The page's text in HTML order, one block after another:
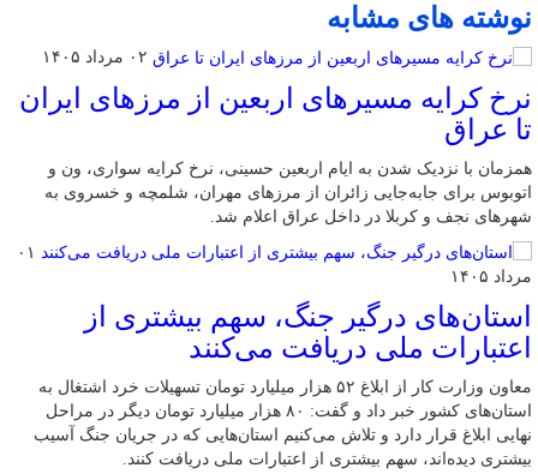
نوشته های مشابه
۰۲ مرداد ۱۴۰۵
نرخ کرایه مسیرهای اربعین از مرزهای ایران
تا عراق
همزمان با نزدیک شدن به ایام اربعین حسینی، نرخ کرایه سواری، ون و
اتوبوس برای جابه‌جایی زائران از مرزهای مهران، شلمچه و خسروی به
شهرهای نجف و کربلا در داخل عراق اعلام شد.
۰۱
مرداد ۱۴۰۵
استان‌های درگیر جنگ، سهم بیشتری از
اعتبارات ملی دریافت می‌کنند
معاون وزارت کار از ابلاغ ۵۲ هزار میلیارد تومان تسهیلات خرد اشتغال به
استان‌های کشور خبر داد و گفت: ۸۰ هزار میلیارد تومان دیگر در مراحل
نهایی ابلاغ قرار دارد و تلاش می‌کنیم استان‌هایی که در جریان جنگ آسیب
بیشتری دیده‌اند، سهم بیشتری از اعتبارات ملی دریافت کنند.